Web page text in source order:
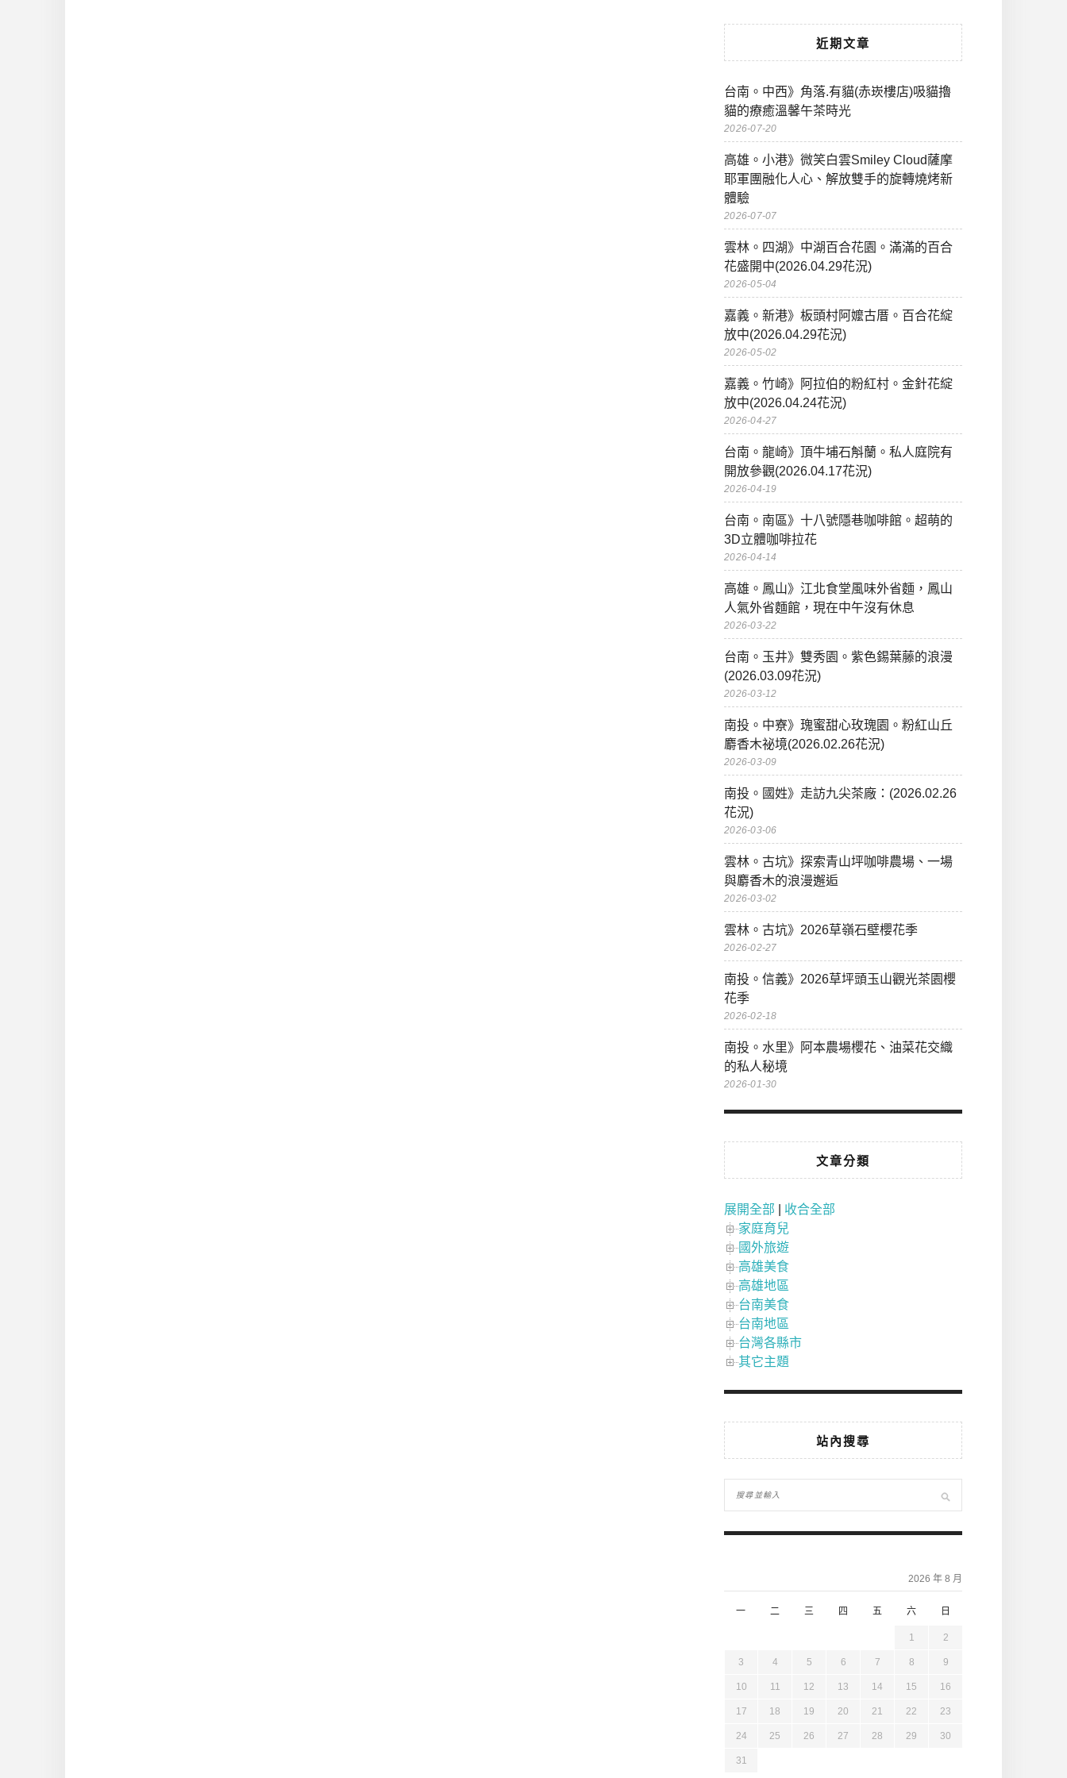
近期文章
台南。中西》角落.有貓(赤崁樓店)吸貓擼
貓的療癒溫馨午茶時光
2026-07-20
高雄。小港》微笑白雲Smiley Cloud薩摩
耶軍團融化人心、解放雙手的旋轉燒烤新
體驗
2026-07-07
雲林。四湖》中湖百合花園。滿滿的百合
花盛開中(2026.04.29花況)
2026-05-04
嘉義。新港》板頭村阿嬤古厝。百合花綻
放中(2026.04.29花況)
2026-05-02
嘉義。竹崎》阿拉伯的粉紅村。金針花綻
放中(2026.04.24花況)
2026-04-27
台南。龍崎》頂牛埔石斛蘭。私人庭院有
開放參觀(2026.04.17花況)
2026-04-19
台南。南區》十八號隱巷咖啡館。超萌的
3D立體咖啡拉花
2026-04-14
高雄。鳳山》江北食堂風味外省麵，鳳山
人氣外省麵館，現在中午沒有休息
2026-03-22
台南。玉井》雙秀園。紫色錫葉藤的浪漫
(2026.03.09花況)
2026-03-12
南投。中寮》瑰蜜甜心玫瑰園。粉紅山丘
麝香木祕境(2026.02.26花況)
2026-03-09
南投。國姓》走訪九尖茶廠：(2026.02.26
花況)
2026-03-06
雲林。古坑》探索青山坪咖啡農場、一場
與麝香木的浪漫邂逅
2026-03-02
雲林。古坑》2026草嶺石壁櫻花季
2026-02-27
南投。信義》2026草坪頭玉山觀光茶園櫻
花季
2026-02-18
南投。水里》阿本農場櫻花、油菜花交織
的私人秘境
2026-01-30
文章分類
展開全部
收合全部
家庭育兒
國外旅遊
高雄美食
高雄地區
台南美食
台南地區
台灣各縣市
其它主題
站內搜尋
2026 年 8 月
一 二 三 四 五 六 日
1 2
3 4 5 6 7 8 9
10 11 12 13 14 15 16
17 18 19 20 21 22 23
24 25 26 27 28 29 30
31